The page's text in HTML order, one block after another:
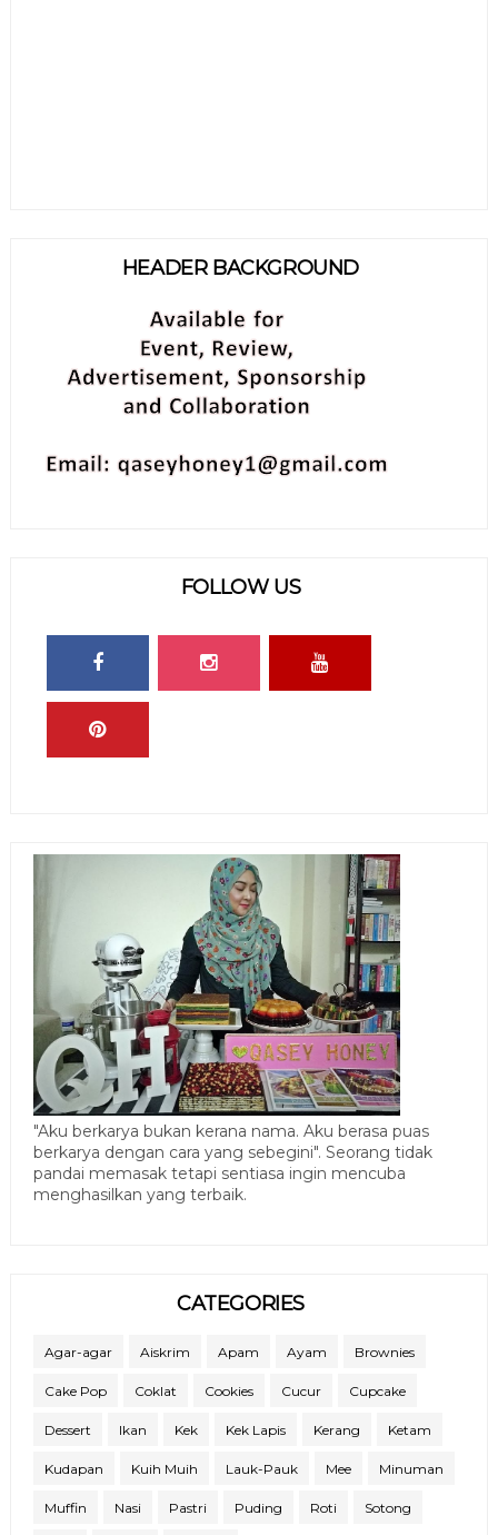
HEADER BACKGROUND
FOLLOW US
"Aku berkarya bukan kerana nama. Aku berasa puas
berkarya dengan cara yang sebegini". Seorang tidak
pandai memasak tetapi sentiasa ingin mencuba
menghasilkan yang terbaik.
CATEGORIES
Agar-agar Aiskrim Apam Ayam Brownies
Cake Pop Coklat Cookies Cucur Cupcake
Dessert Ikan Kek Kek Lapis Kerang Ketam
Kudapan Kuih Muih Lauk-Pauk Mee Minuman
Muffin Nasi Pastri Puding Roti Sotong